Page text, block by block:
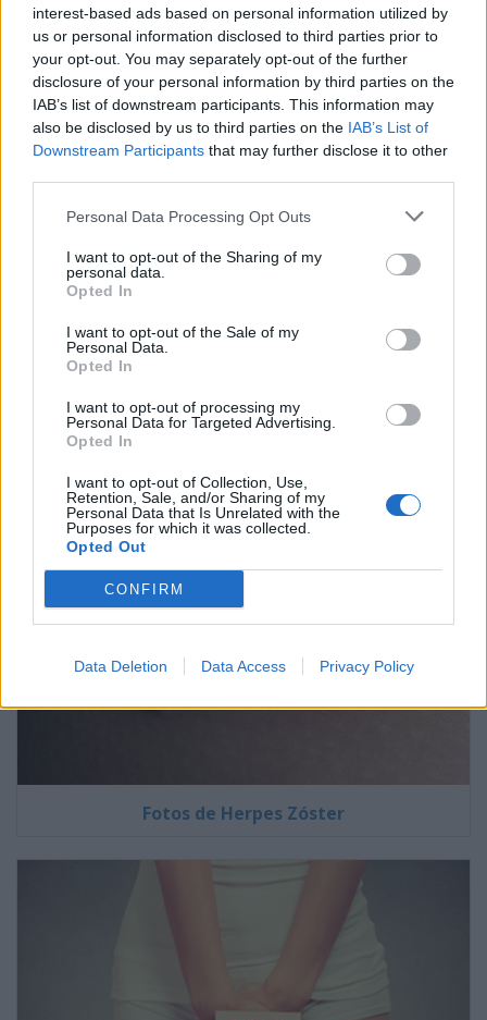
interest-based ads based on personal information utilized by
us or personal information disclosed to third parties prior to
your opt-out. You may separately opt-out of the further
disclosure of your personal information by third parties on the
IAB’s list of downstream participants. This information may
also be disclosed by us to third parties on the IAB’s List of
Downstream Participants that may further disclose it to other
Personal Data Processing Opt Outs
I want to opt-out of the Sharing of my
personal data.
Opted In
I want to opt-out of the Sale of my
Personal Data.
Opted In
I want to opt-out of processing my
Personal Data for Targeted Advertising.
Opted In
I want to opt-out of Collection, Use,
Retention, Sale, and/or Sharing of my
Personal Data that Is Unrelated with the
Purposes for which it was collected.
Opted Out
CONFIRM
Data Deletion Data Access Privacy Policy
El impacto psicológico causado por las verrugas
Fotos de Herpes Zóster